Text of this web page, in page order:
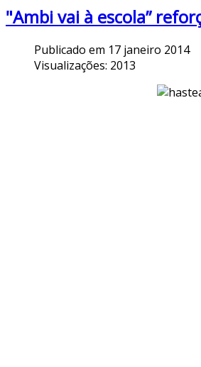
"Ambi vai à escola”
Publicado em 17 janeiro 2014
Visualizações: 2013